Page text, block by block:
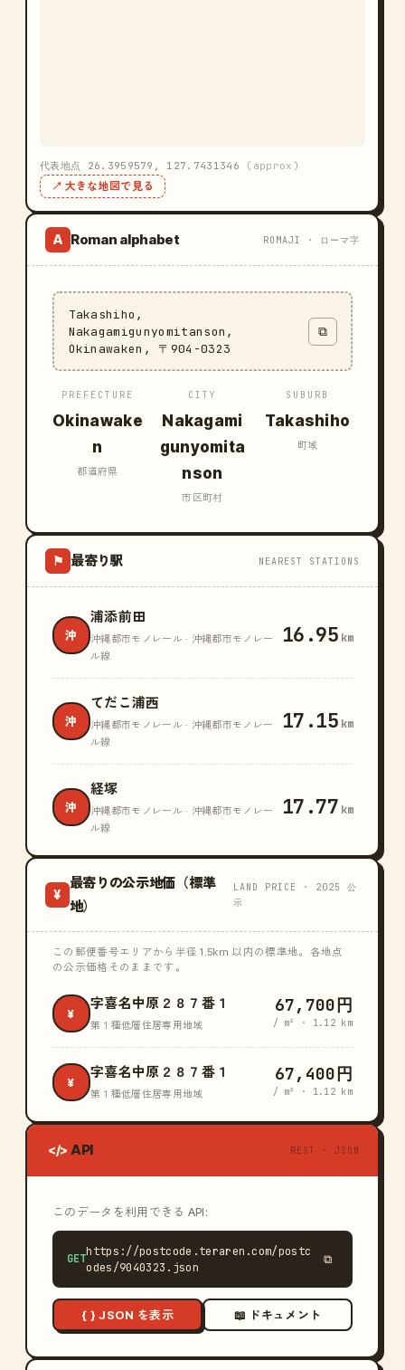
代表地点 26.3959579, 127.7431346 (approx)
↗ 大きな地図で見る
A Roman alphabet ROMAJI · ローマ字
Takashiho,
Nakagamigunyomitanson,
Okinawaken, 〒904-0323
⧉
PREFECTURE
Okinawake
n
都道府県
CITY
Nakagami
gunyomita
nson
市区町村
SUBURB
Takashiho
町域
⚑ 最寄り駅 NEAREST STATIONS
沖
浦添前田
沖縄都市モノレール · 沖縄都市モノレー
ル線
16.95 km
沖
てだこ浦西
沖縄都市モノレール · 沖縄都市モノレー
ル線
17.15 km
沖
経塚
沖縄都市モノレール · 沖縄都市モノレー
ル線
17.77 km
¥
最寄りの公示地価（標準
地）
LAND PRICE · 2025 公
示
この郵便番号エリアから半径 1.5km 以内の標準地。各地点
の公示価格そのままです。
¥
字喜名中原２８７番１
第１種低層住居専用地域
67,700円
/ m² · 1.12 km
¥
字喜名中原２８７番１
第１種低層住居専用地域
67,400円
/ m² · 1.12 km
</> API REST · JSON
このデータを利用できる API:
GET
https://postcode.teraren.com/postc
odes/9040323.json
⧉
{ } JSON を表示 📖 ドキュメント